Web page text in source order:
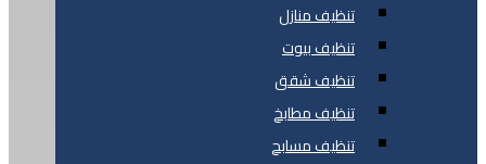
تنظيف منازل
تنظيف بيوت
تنظيف شقق
تنظيف مطابخ
تنظيف مسابح